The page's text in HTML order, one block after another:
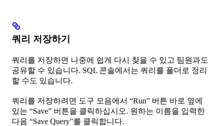
쿼리 저장하기
쿼리를 저장하면 나중에 쉽게 다시 찾을 수 있고 팀원과도
공유할 수 있습니다. SQL 콘솔에서는 쿼리를 폴더로 정리
할 수도 있습니다.
쿼리를 저장하려면 도구 모음에서 “Run” 버튼 바로 옆에
있는 “Save” 버튼을 클릭하십시오. 원하는 이름을 입력한
다음 “Save Query”를 클릭합니다.